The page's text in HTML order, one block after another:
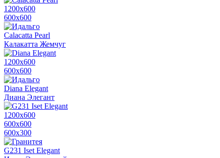
1200х600
600х600
Calacatta Pearl
Калакатта Жемчуг
1200х600
600х600
Diana Elegant
Диана Элегант
1200х600
600х600
600x300
G231 Iset Elegant